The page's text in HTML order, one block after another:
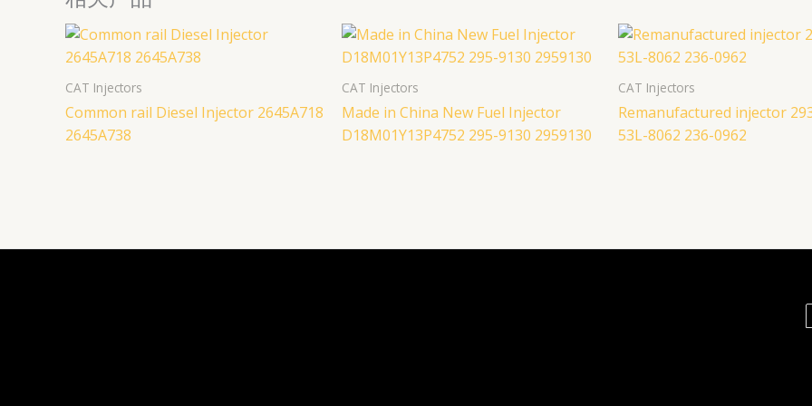
CAT Injectors
Common rail Diesel Injector 2645A718
2645A738
CAT Injectors
Made in China New Fuel Injector
D18M01Y13P4752 295-9130 2959130
CAT Injectors
Remanufactured injector
53L-8062 236-0962